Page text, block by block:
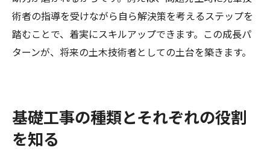
術者の指導を受けながら自ら解決策を考えるステップを
踏むことで、着実にスキルアップできます。この成長パ
ターンが、将来の土木技術者としての土台を築きます。
基礎工事の種類とそれぞれの役割
を知る